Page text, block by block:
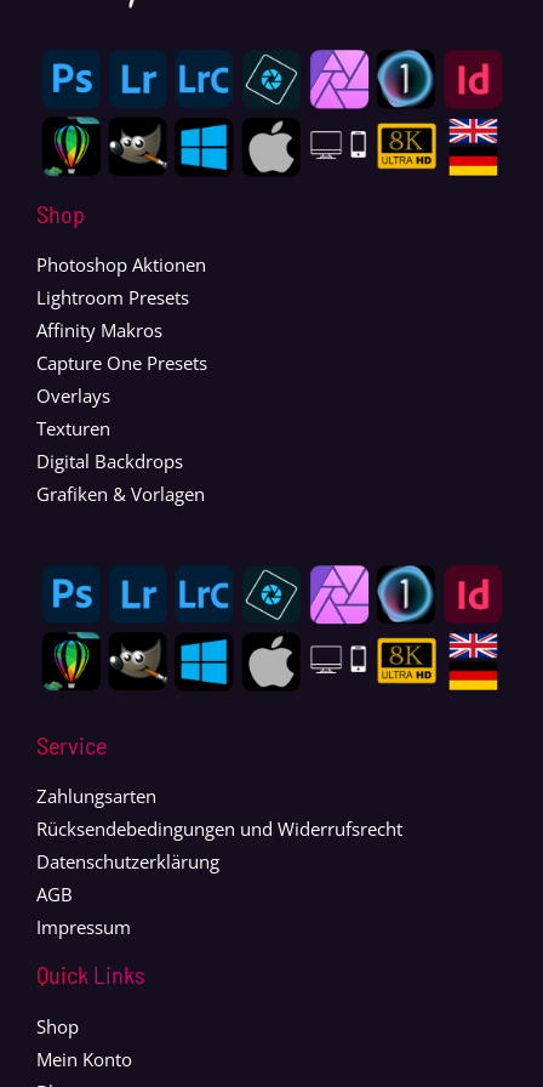
Shop
Photoshop Aktionen
Lightroom Presets
Affinity Makros
Capture One Presets
Overlays
Texturen
Digital Backdrops
Grafiken & Vorlagen
Service
Zahlungsarten
Rücksendebedingungen und Widerrufsrecht
Datenschutzerklärung
AGB
Impressum
Quick Links
Shop
Mein Konto